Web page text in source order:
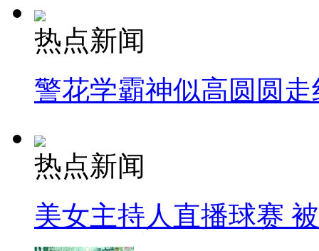
热点新闻
警花学霸神似高圆圆走
热点新闻
美女主持人直播球赛